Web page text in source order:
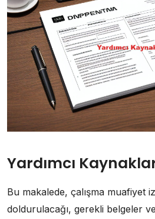
Yardımcı
Bu makalede, çalışma muafiyet
doldurulacağı, gerekli belgeler